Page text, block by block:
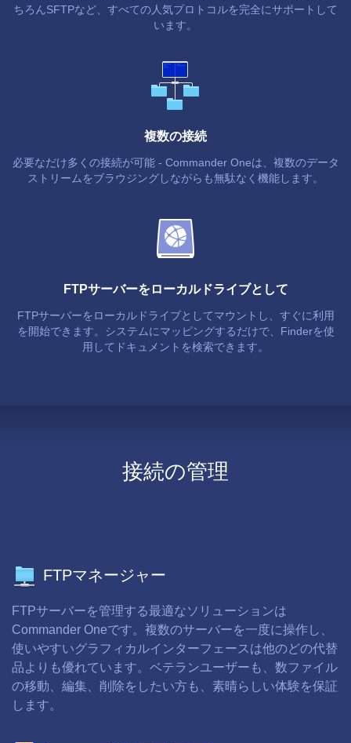
ちろんSFTPなど、すべての人気プロトコルを完全にサポートして
います。
複数の接続
必要なだけ多くの接続が可能 - Commander Oneは、複数のデータ
ストリームをブラウジングしながらも無駄なく機能します。
FTPサーバーをローカルドライブとして
FTPサーバーをローカルドライブとしてマウントし、すぐに利用
を開始できます。システムにマッピングするだけで、Finderを使
用してドキュメントを検索できます。
接続の管理
FTPマネージャー
FTPサーバーを管理する最適なソリューションは
Commander Oneです。複数のサーバーを一度に操作し、
使いやすいグラフィカルインターフェースは他のどの代替
品よりも優れています。ベテランユーザーも、数ファイル
の移動、編集、削除をしたい方も、素晴らしい体験を保証
します。